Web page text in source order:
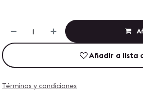
Añadir a lista
Términos y condiciones